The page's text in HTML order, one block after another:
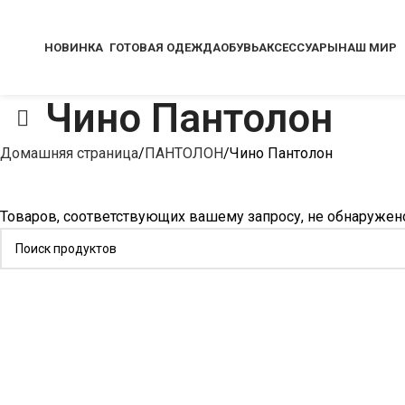
НОВИНКА ГОТОВАЯ ОДЕЖДАОБУВЬАКСЕССУАРЫНАШ МИР
Чино Пантолон
Домашняя страница ПАНТОЛОН Чино Пантолон
Товаров, соответствующих вашему запросу, не